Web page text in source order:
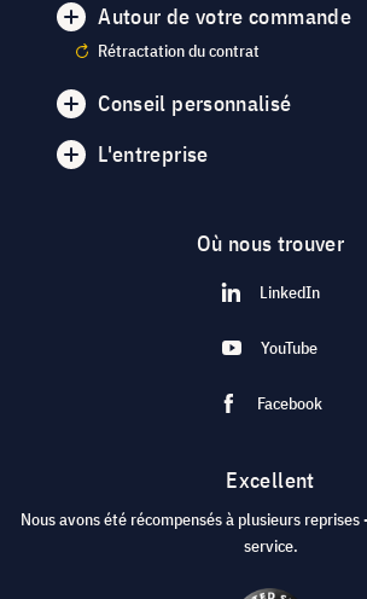
Autour de votre commande
Rétractation du contrat
Conseil personnalisé
L'entreprise
Où nous trouver
LinkedIn
YouTube
Facebook
Excellent
Nous avons été récompensés à plusieurs
service.